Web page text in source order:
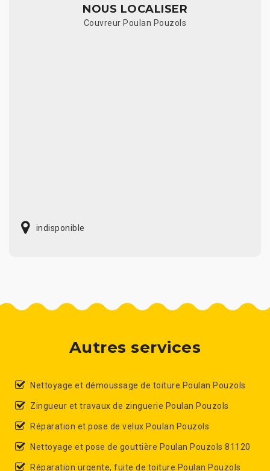
NOUS LOCALISER
Couvreur Poulan Pouzols
indisponible
Autres services
Nettoyage et démoussage de toiture Poulan Pouzols
Zingueur et travaux de zinguerie Poulan Pouzols
Réparation et pose de velux Poulan Pouzols
Nettoyage et pose de gouttière Poulan Pouzols 81120
Réparation urgente, fuite de toiture Poulan Pouzols